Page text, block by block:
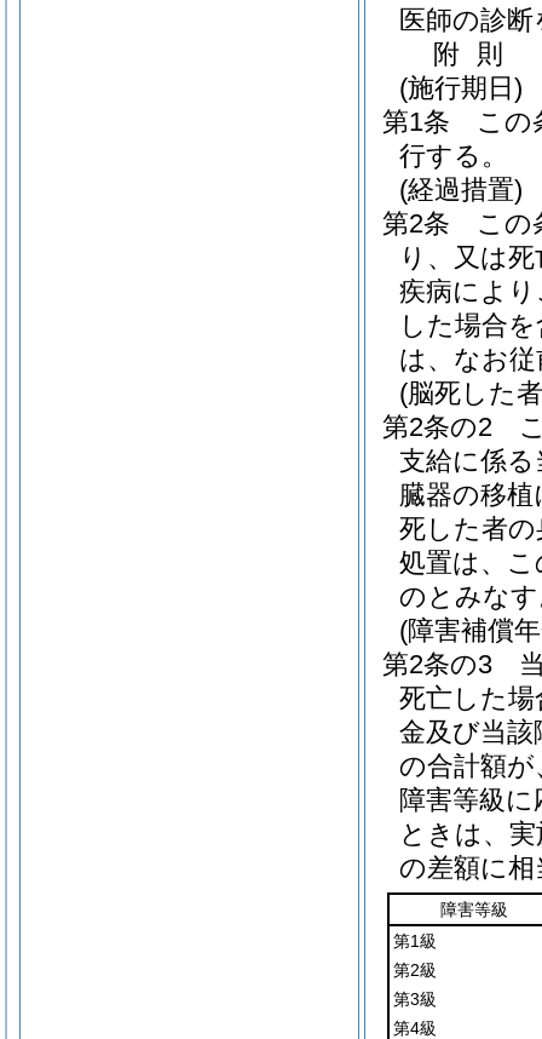
医師の診
附 則
(施行期日)
第1条
この
行する。
(経過措置)
第2条
この
り、又は
疾病によ
した場合
は、なお
(脳死した
第2条の2
支給に係
臓器の移
死した者
処置は、
のとみな
(障害補償
第2条の3
死亡した
金及び当該
の合計額が
障害等級
ときは、
の差額に
障害等級
第1級
第2級
第3級
第4級